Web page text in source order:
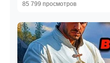
85 799 просмотров